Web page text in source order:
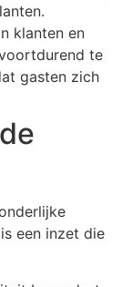
klanten en
te
gasten zich
een inzet die